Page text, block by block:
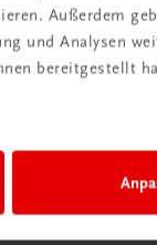
Außerdem
und Analysen
bereitgestellt